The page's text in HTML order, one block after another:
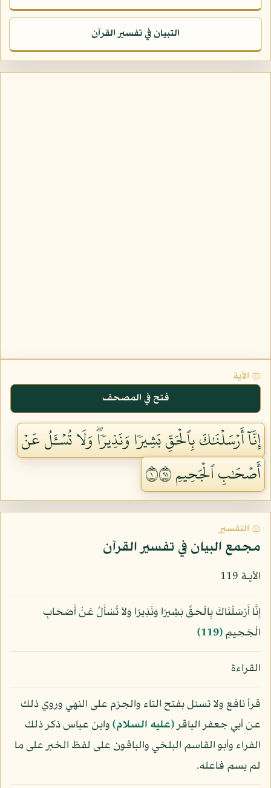
التبيان في تفسير القرآن
۞ الآية
فتح في المصحف
إِنَّآ أَرۡسَلۡنَٰكَ بِٱلۡحَقِّ بَشِيرٗا وَنَذِيرٗاۖ وَلَا تُسۡـَٔلُ عَنۡ
أَصۡحَٰبِ ٱلۡجَحِيمِ ١١٩
۞ التفسير
مجمع البيان في تفسير القرآن
الآيـة 119
إِنَّا أَرْسَلْنَاكَ بِالْحَقِّ بَشِيرًا وَنَذِيرًا وَلاَ تُسْأَلُ عَنْ أَصْحَابِ
الْجَحِيمِ﴿119﴾
القراءة
قرأ نافع ولا تسئل بفتح التاء والجزم على النهي وروي ذلك
عن أبي جعفر الباقر(عليه السلام)وابن عباس ذكر ذلك
الفراء وأبو القاسم البلخي والباقون على لفظ الخبر على ما
لم يسم فاعله.